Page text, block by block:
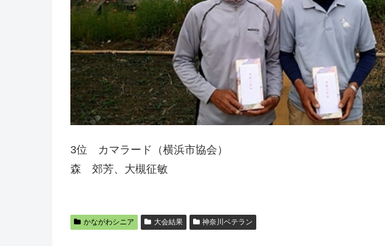
3位 カマラード（横浜市協会）
森 郊芳、大槻征敏
かながわシニア 大会結果 神奈川ベテラン